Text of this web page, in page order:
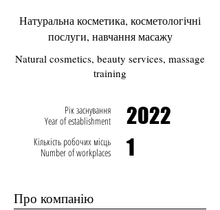
Натуральна косметика, косметологічні
послуги, навчання масажу
Natural cosmetics, beauty services, massage
training
Рік заснування
Year of establishment
Кількість робочих місць
Number of workplaces
2022
1
Про компанію